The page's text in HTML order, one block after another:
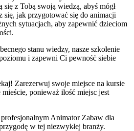
się z Tobą swoją wiedzą, abyś mógł
się, jak przygotować się do animacji
sytuacjach, aby zapewnić dzieciom
stanu wiedzy, nasze szkolenie
i zapewni Ci pewność siebie
Zarezerwuj swoje miejsce na kursie
ponieważ ilość miejsc jest
profesjonalnym Animator Zabaw dla
w tej niezwykłej branży.